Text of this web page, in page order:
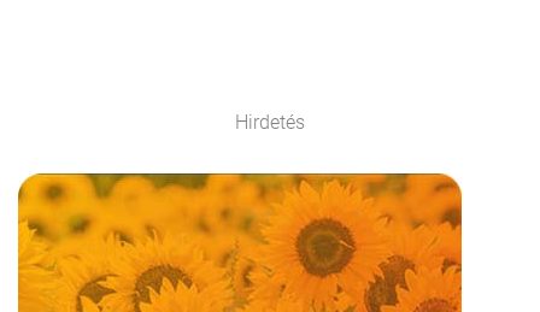
Hirdetés